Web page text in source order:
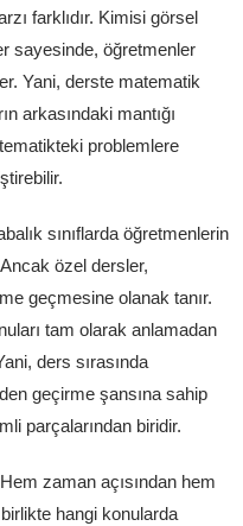
farklıdır. Kimisi görsel
sayesinde, öğretmenler
Yani, derste matematik
arkasındaki mantığı
problemlere
sınıflarda öğretmenlerin
özel dersler,
geçmesine olanak tanır.
tam olarak anlamadan
ders sırasında
geçirme şansına sahip
parçalarından biridir.
zaman açısından hem
hangi konularda